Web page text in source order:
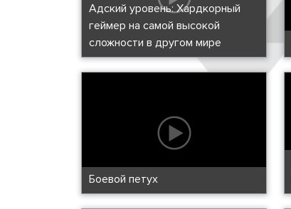
Адский уровень: Хардкорный
геймер на самой высокой
сложности в другом мире
Боевой петух